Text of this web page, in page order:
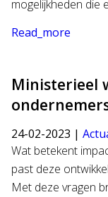
mogelijkheden die
Read_more
Ministerieel
24-02-2023 |
Wat betekent
past deze
Met deze vragen